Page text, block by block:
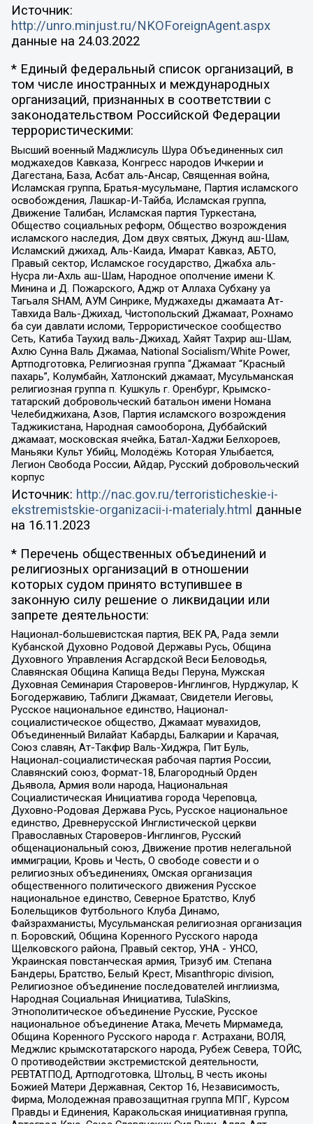
Источник:
http://unro.minjust.ru/NKOForeignAgent.aspx
данные на 24.03.2022
* Единый федеральный список организаций, в
том числе иностранных и международных
организаций, признанных в соответствии с
законодательством Российской Федерации
террористическими:
Высший военный Маджлисуль Шура Объединенных сил
моджахедов Кавказа, Конгресс народов Ичкерии и
Дагестана, База, Асбат аль-Ансар, Священная война,
Исламская группа, Братья-мусульмане, Партия исламского
освобождения, Лашкар-И-Тайба, Исламская группа,
Движение Талибан, Исламская партия Туркестана,
Общество социальных реформ, Общество возрождения
исламского наследия, Дом двух святых, Джунд аш-Шам,
Исламский джихад, Аль-Каида, Имарат Кавказ, АБТО,
Правый сектор, Исламское государство, Джабха аль-
Нусра ли-Ахль аш-Шам, Народное ополчение имени К.
Минина и Д. Пожарского, Аджр от Аллаха Субхану уа
Тагьаля SHAM, АУМ Синрике, Муджахеды джамаата Ат-
Тавхида Валь-Джихад, Чистопольский Джамаат, Рохнамо
ба суи давлати исломи, Террористическое сообщество
Сеть, Катиба Таухид валь-Джихад, Хайят Тахрир аш-Шам,
Ахлю Сунна Валь Джамаа, National Socialism/White Power,
Артподготовка, Религиозная группа “Джамаат “Красный
пахарь”, Колумбайн, Хатлонский джамаат, Мусульманская
религиозная группа п. Кушкуль г. Оренбург, Крымско-
татарский добровольческий батальон имени Номана
Челебиджихана, Азов, Партия исламского возрождения
Таджикистана, Народная самооборона, Дуббайский
джамаат, московская ячейка, Батал-Хаджи Белхороев,
Маньяки Культ Убийц, Молодёжь Которая Улыбается,
Легион Свобода России, Айдар, Русский добровольческий
корпус
Источник: http://nac.gov.ru/terroristicheskie-i-
ekstremistskie-organizacii-i-materialy.html данные
на 16.11.2023
* Перечень общественных объединений и
религиозных организаций в отношении
которых судом принято вступившее в
законную силу решение о ликвидации или
запрете деятельности:
Национал-большевистская партия, ВЕК РА, Рада земли
Кубанской Духовно Родовой Державы Русь, Община
Духовного Управления Асгардской Веси Беловодья,
Славянская Община Капища Веды Перуна, Мужская
Духовная Семинария Староверов-Инглингов, Нурджулар, К
Богодержавию, Таблиги Джамаат, Свидетели Иеговы,
Русское национальное единство, Национал-
социалистическое общество, Джамаат мувахидов,
Объединенный Вилайат Кабарды, Балкарии и Карачая,
Союз славян, Ат-Такфир Валь-Хиджра, Пит Буль,
Национал-социалистическая рабочая партия России,
Славянский союз, Формат-18, Благородный Орден
Дьявола, Армия воли народа, Национальная
Социалистическая Инициатива города Череповца,
Духовно-Родовая Держава Русь, Русское национальное
единство, Древнерусской Инглистической церкви
Православных Староверов-Инглингов, Русский
общенациональный союз, Движение против нелегальной
иммиграции, Кровь и Честь, О свободе совести и о
религиозных объединениях, Омская организация
общественного политического движения Русское
национальное единство, Северное Братство, Клуб
Болельщиков Футбольного Клуба Динамо,
Файзрахманисты, Мусульманская религиозная организация
п. Боровский, Община Коренного Русского народа
Щелковского района, Правый сектор, УНА - УНСО,
Украинская повстанческая армия, Тризуб им. Степана
Бандеры, Братство, Белый Крест, Misanthropic division,
Религиозное объединение последователей инглиизма,
Народная Социальная Инициатива, TulaSkins,
Этнополитическое объединение Русские, Русское
национальное объединение Атака, Мечеть Мирмамеда,
Община Коренного Русского народа г. Астрахани, ВОЛЯ,
Меджлис крымскотатарского народа, Рубеж Севера, ТОЙС,
О противодействии экстремистской деятельности,
РЕВТАТПОД, Артподготовка, Штольц, В честь иконы
Божией Матери Державная, Сектор 16, Независимость,
Фирма, Молодежная правозащитная группа МПГ, Курсом
Правды и Единения, Каракольская инициативная группа,